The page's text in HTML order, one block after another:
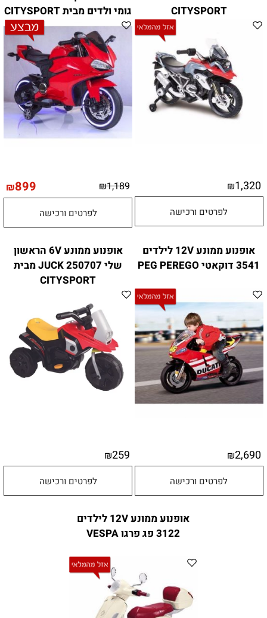
CITYSPORT
₪1,320
לפרטים ורכישה
גומי ולדים מבית CITYSPORT
₪1,189
₪899
לפרטים ורכישה
אופנוע ממונע 12V לילדים
3541 דוקאטי PEG PEREGO
₪2,690
לפרטים ורכישה
אופנוע ממונע 6V הראשון
שלי 250707 JUCK מבית
CITYSPORT
₪259
לפרטים ורכישה
אופנוע ממונע 12V לילדים
3122 פג פרגו VESPA